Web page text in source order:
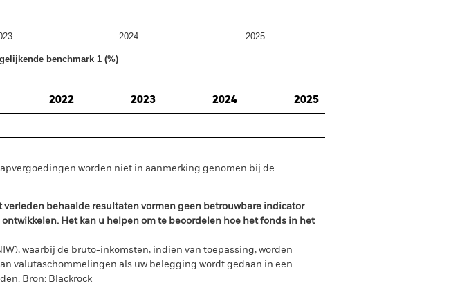
benchmark 1 (%)
2024 2025
2022 2023 2024 2025
worden niet in aanmerking genomen bij de
verleden behaalde resultaten vormen geen betrouwbare indicator
Het kan u helpen om te beoordelen hoe het fonds in het
waarbij de bruto-inkomsten, indien van toepassing, worden
valutaschommelingen als uw belegging wordt gedaan in een
Bron: Blackrock